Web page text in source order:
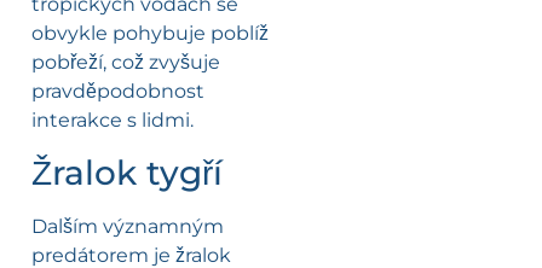
obvykle pohybuje poblíž
pobřeží, což zvyšuje
pravděpodobnost
interakce s lidmi.
Žralok tygří
Dalším významným
predátorem je žralok